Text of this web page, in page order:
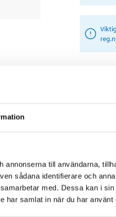
till användarna,
sådana identifierare och
med. Dessa kan i
har samlat in när du har använt